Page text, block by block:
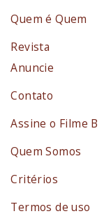
Quem é Quem
Revista
Anuncie
Contato
Assine o Filme B
Quem Somos
Critérios
Termos de uso